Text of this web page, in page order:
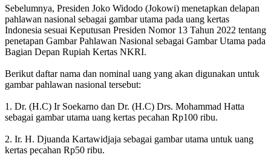
Sebelumnya, Presiden Joko Widodo (Jokowi) menetapkan delapan
pahlawan nasional sebagai gambar utama pada uang kertas
Indonesia sesuai Keputusan Presiden Nomor 13 Tahun 2022 tentang
penetapan Gambar Pahlawan Nasional sebagai Gambar Utama pada
Bagian Depan Rupiah Kertas NKRI.
Berikut daftar nama dan nominal uang yang akan digunakan untuk
gambar pahlawan nasional tersebut:
1. Dr. (H.C) Ir Soekarno dan Dr. (H.C) Drs. Mohammad Hatta
sebagai gambar utama uang kertas pecahan Rp100 ribu.
2. Ir. H. Djuanda Kartawidjaja sebagai gambar utama untuk uang
kertas pecahan Rp50 ribu.